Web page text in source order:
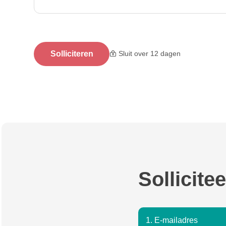
Solliciteren Sluit over 12 dagen
1. E-mailadres